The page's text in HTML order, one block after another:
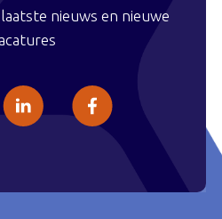
nieuws en nieuwe